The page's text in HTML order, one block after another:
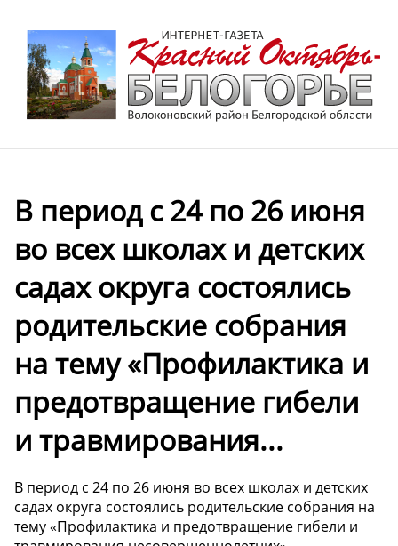
В период с 24 по 26 июня
во всех школах и детских
садах округа состоялись
родительские собрания
на тему «Профилактика и
предотвращение гибели
и травмирования...
В период с 24 по 26 июня во всех школах и детских
садах округа состоялись родительские собрания на
тему «Профилактика и предотвращение гибели и